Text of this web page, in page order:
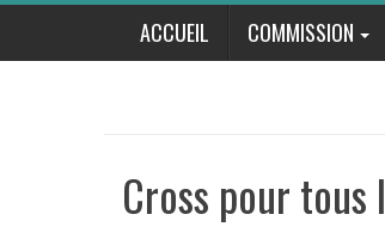
ACCUEIL COMMISSION
Cross pour